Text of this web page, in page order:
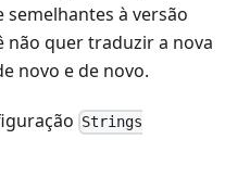
à versão
não quer traduzir a nova
novo e de novo.
Strings